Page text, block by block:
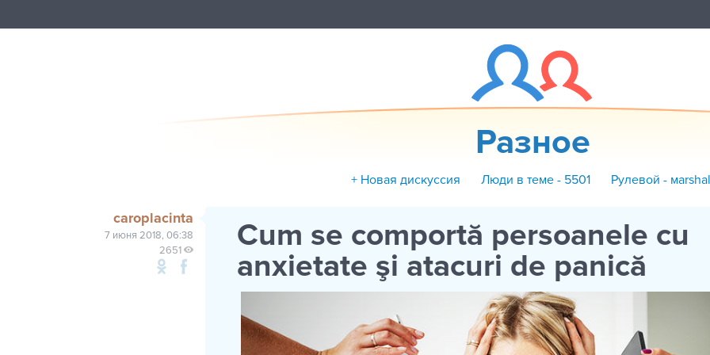
Разное
+ Новая дискуссия Люди в теме - 5501 Рулевой -
caroplacinta
7 июня 2018, 06:38
2651
Cum se comportă persoanele cu
anxietate şi atacuri de panică